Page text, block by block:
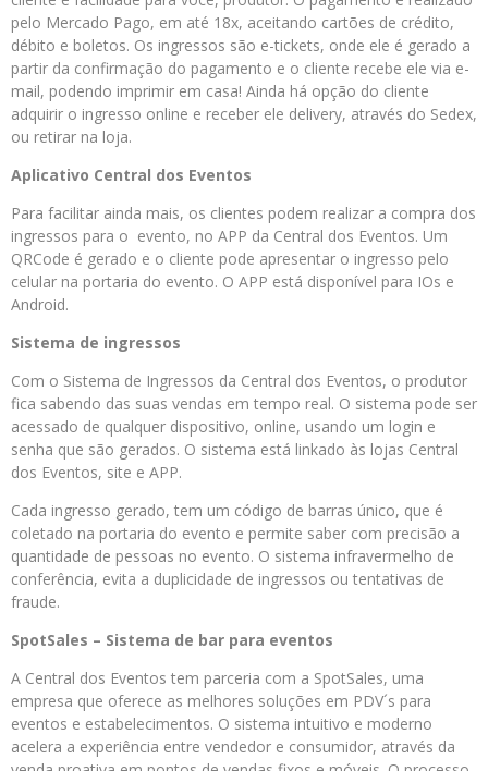
pelo Mercado Pago, em até 18x, aceitando cartões de crédito,
débito e boletos. Os ingressos são e-tickets, onde ele é gerado a
partir da confirmação do pagamento e o cliente recebe ele via e-
mail, podendo imprimir em casa! Ainda há opção do cliente
adquirir o ingresso online e receber ele delivery, através do Sedex,
ou retirar na loja.
Aplicativo Central dos Eventos
Para facilitar ainda mais, os clientes podem realizar a compra dos
ingressos para o evento, no APP da Central dos Eventos. Um
QRCode é gerado e o cliente pode apresentar o ingresso pelo
celular na portaria do evento. O APP está disponível para IOs e
Android.
Sistema de ingressos
Com o Sistema de Ingressos da Central dos Eventos, o produtor
fica sabendo das suas vendas em tempo real. O sistema pode ser
acessado de qualquer dispositivo, online, usando um login e
senha que são gerados. O sistema está linkado às lojas Central
dos Eventos, site e APP.
Cada ingresso gerado, tem um código de barras único, que é
coletado na portaria do evento e permite saber com precisão a
quantidade de pessoas no evento. O sistema infravermelho de
conferência, evita a duplicidade de ingressos ou tentativas de
fraude.
SpotSales – Sistema de bar para eventos
A Central dos Eventos tem parceria com a SpotSales, uma
empresa que oferece as melhores soluções em PDV´s para
eventos e estabelecimentos. O sistema intuitivo e moderno
acelera a experiência entre vendedor e consumidor, através da